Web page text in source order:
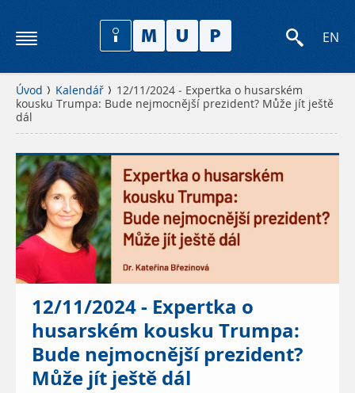
EN
Úvod Kalendář
12/11/2024 - Expertka o husarském
kousku Trumpa: Bude nejmocnější prezident? Může jít ještě
dál
12/11/2024 - Expertka o
husarském kousku Trumpa:
Bude nejmocnější prezident?
Může jít ještě dál